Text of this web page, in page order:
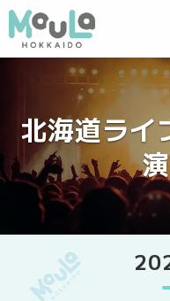
北海道ライ